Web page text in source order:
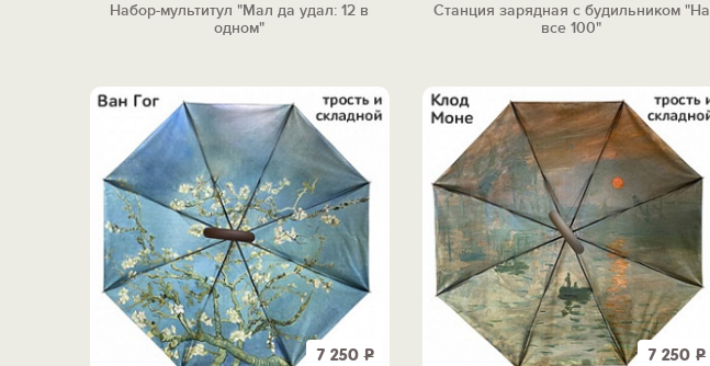
Набор-мультитул "Мал да удал: 12 в
одном"
Станция зарядная с будильником "На
все 100"
7 250Р 7 250 Р